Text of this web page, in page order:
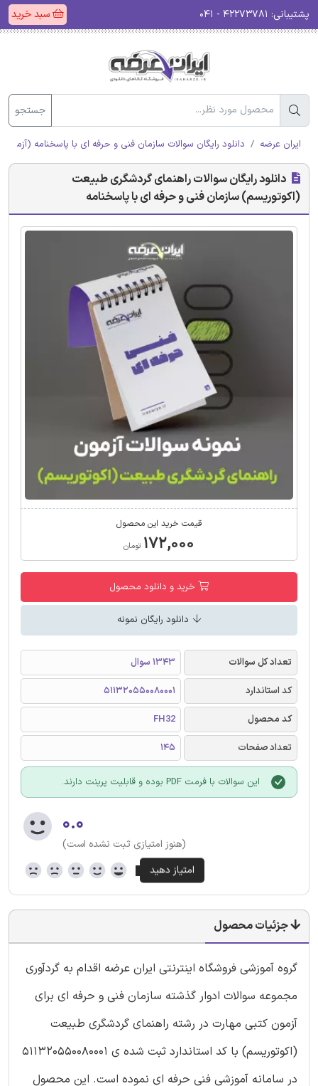
پشتیبانی: سبد خرید
جستجو
ایران عرضه دانلود رایگان سوالات سازمان فنی و حرفه ای با پاسخنامه (آزمون
دانلود رایگان سوالات راهنمای گردشگری طبیعت
(اکوتوریسم) سازمان فنی و حرفه ای با پاسخنامه
قیمت خرید این محصول
۱۷۲,۰۰۰ تومان
خرید و دانلود محصول
دانلود رایگان نمونه
تعداد کل سوالات
1343 سوال
کد استاندارد
511320550080001
کد محصول
FH32
تعداد صفحات
145
این سوالات با فرمت PDF بوده و قابلیت پرینت دارند.
۰.۰
(هنوز امتیازی ثبت نشده است)
جزئیات محصول
گروه آموزشی فروشگاه اینترنتی ایران عرضه اقدام به گردآوری
مجموعه سوالات ادوار گذشته سازمان فنی و حرفه ای برای
آزمون کتبی مهارت در رشته راهنمای گردشگری طبیعت
(اکوتوریسم) با کد استاندارد ثبت شده ی 511320550080001
در سامانه آموزشی فنی حرفه ای نموده است. این محصول